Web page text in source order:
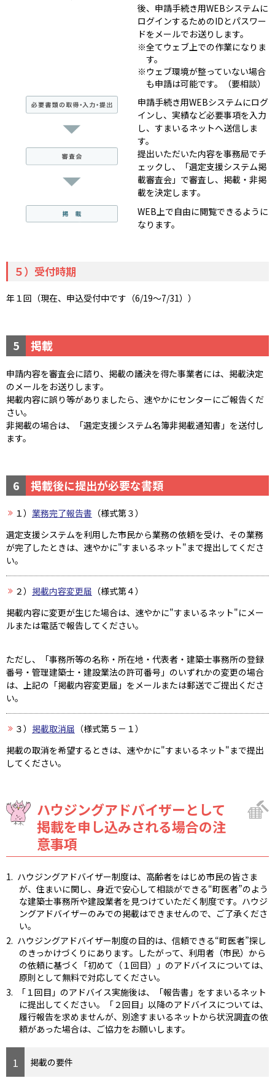
後、申請手続き用WEBシステムに
ログインするためのIDとパスワー
ドをメールでお送りします。
全てウェブ上での作業になりま
す。
ウェブ環境が整っていない場合
も申請は可能です。（要相談）
申請手続き用WEBシステムにログ
インし、実績など必要事項を入力
し、すまいるネットへ送信しま
す。
提出いただいた内容を事務局でチ
ェックし、「選定支援システム掲
載審査会」で審査し、掲載・非掲
載を決定します。
WEB上で自由に閲覧できるように
なります。
５）受付時期
年１回（現在、申込受付中です（6/19～7/31））
5 掲載
申請内容を審査会に諮り、掲載の議決を得た事業者には、掲載決定
のメールをお送りします。
掲載内容に誤り等がありましたら、速やかにセンターにご報告くだ
さい。
非掲載の場合は、「選定支援システム名簿非掲載通知書」を送付し
ます。
6 掲載後に提出が必要な書類
１） 業務完了報告書 （様式第３）
選定支援システムを利用した市民から業務の依頼を受け、その業務
が完了したときは、速やかに"すまいるネット"まで提出してくださ
い。
２） 掲載内容変更届 （様式第４）
掲載内容に変更が生じた場合は、速やかに"すまいるネット"にメー
ルまたは電話で報告してください。
ただし、「事務所等の名称・所在地・代表者・建築士事務所の登録
番号・管理建築士・建設業法の許可番号」のいずれかの変更の場合
は、上記の「掲載内容変更届」をメールまたは郵送でご提出くださ
い。
３） 掲載取消届 （様式第５－１）
掲載の取消を希望するときは、速やかに"すまいるネット"まで提出
してください。
ハウジングアドバイザーとして
掲載を申し込みされる場合の注
意事項
ハウジングアドバイザー制度は、高齢者をはじめ市民の皆さま
が、住まいに関し、身近で安心して相談ができる“町医者”のよう
な建築士事務所や建設業者を見つけていただく制度です。ハウジ
ングアドバイザーのみでの掲載はできませんので、ご了承くださ
い。
ハウジングアドバイザー制度の目的は、信頼できる“町医者”探し
のきっかけづくりにあります。したがって、利用者（市民）から
の依頼に基づく「初めて（１回目）」のアドバイスについては、
原則として無料で対応してください。
「１回目」のアドバイス実施後は、「報告書」をすまいるネット
に提出してください。「２回目」以降のアドバイスについては、
履行報告を求めませんが、別途すまいるネットから状況調査の依
頼があった場合は、ご協力をお願いします。
掲載の要件